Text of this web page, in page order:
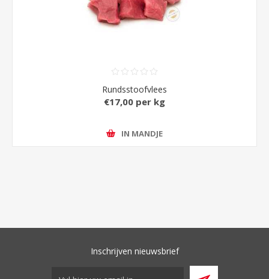
Rundsstoofvlees
€17,00 per kg
IN MANDJE
Inschrijven nieuwsbrief